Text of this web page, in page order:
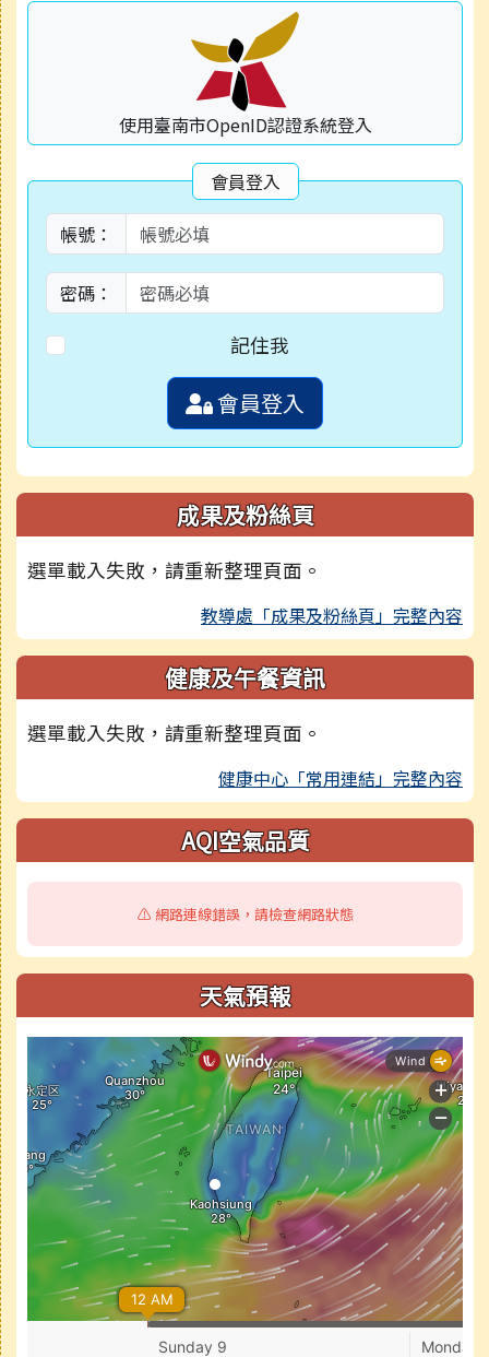
使用臺南市OpenID認證系統登入
會員登入
帳號：
密碼：
記住我
會員登入
成果及粉絲頁
選單載入失敗，請重新整理頁面。
教導處「成果及粉絲頁」完整內容
健康及午餐資訊
選單載入失敗，請重新整理頁面。
健康中心「常用連結」完整內容
AQI空氣品質
⚠️ 網路連線錯誤，請檢查網路狀態
天氣預報